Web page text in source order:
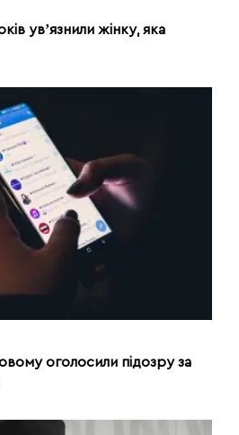
увʼязнили жінку, яка
оголосили підозру за